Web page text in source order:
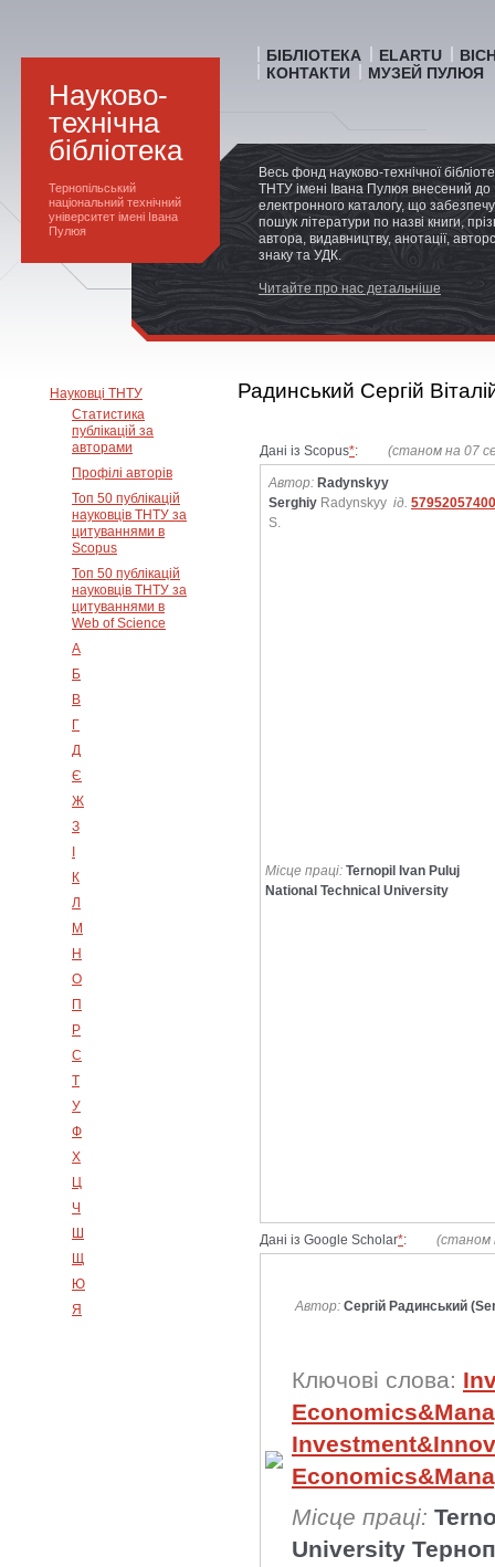
Науково-
технічна
бібліотека
Тернопільський
національний технічний
університет імені Івана
Пулюя
БІБЛІОТЕКА ELARTU
КОНТАКТИ
МУЗЕЙ ПУЛЮЯ
Весь фонд науково-технічної
ТНТУ імені Івана Пулюя внесений до
електронного каталогу, що
пошук літератури по назві книги,
автора, видавництву, анотації,
знаку та УДК.
Читайте про нас детальніше
Науковці ТНТУ
Статистика
публікацій за
авторами
Профілі авторів
Топ 50 публікацій
науковців ТНТУ за
цитуваннями в
Scopus
Топ 50 публікацій
науковців ТНТУ за
цитуваннями в
Web of Science
А
Б
В
Г
Д
Є
Ж
З
К
Л
М
Н
О
П
Р
С
Т
У
Ф
Х
Ц
Ч
Ш
Щ
Ю
Я
Радинський Сергій
Дані із Scopus*: (станом на 07
Автор: Radynskyy
Serghiy Radynskyy
S.
ід. 57952057400
Місце праці: Ternopil Ivan Puluj
National Technical University
Дані із Google Scholar*: (станом
Автор: Сергій Радинський
Ключові слова:
Місце праці:
University